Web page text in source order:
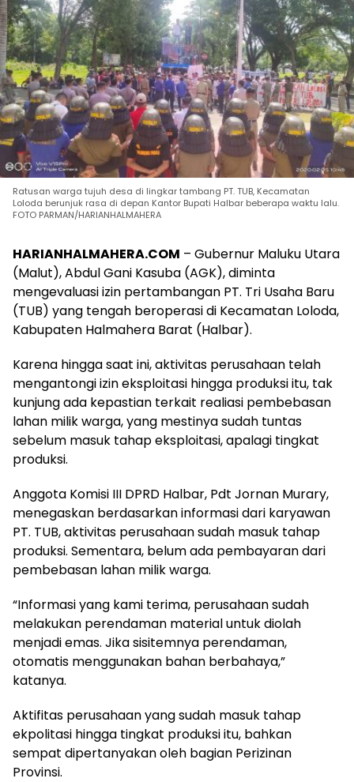
Ratusan warga tujuh desa di lingkar tambang PT. TUB, Kecamatan
Loloda berunjuk rasa di depan Kantor Bupati Halbar beberapa waktu lalu.
FOTO PARMAN/HARIANHALMAHERA
HARIANHALMAHERA.COM – Gubernur Maluku Utara
(Malut), Abdul Gani Kasuba (AGK), diminta
mengevaluasi izin pertambangan PT. Tri Usaha Baru
(TUB) yang tengah beroperasi di Kecamatan Loloda,
Kabupaten Halmahera Barat (Halbar).
Karena hingga saat ini, aktivitas perusahaan telah
mengantongi izin eksploitasi hingga produksi itu, tak
kunjung ada kepastian terkait realiasi pembebasan
lahan milik warga, yang mestinya sudah tuntas
sebelum masuk tahap eksploitasi, apalagi tingkat
produksi.
Anggota Komisi III DPRD Halbar, Pdt Jornan Murary,
menegaskan berdasarkan informasi dari karyawan
PT. TUB, aktivitas perusahaan sudah masuk tahap
produksi. Sementara, belum ada pembayaran dari
pembebasan lahan milik warga.
“Informasi yang kami terima, perusahaan sudah
melakukan perendaman material untuk diolah
menjadi emas. Jika sisitemnya perendaman,
otomatis menggunakan bahan berbahaya,”
katanya.
Aktifitas perusahaan yang sudah masuk tahap
ekpolitasi hingga tingkat produksi itu, bahkan
sempat dipertanyakan oleh bagian Perizinan
Provinsi.